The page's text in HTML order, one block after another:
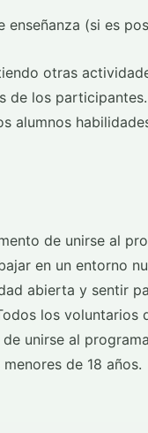
enseñanza (si es
otras
de los
alumnos
de unirse al
en un entorno
abierta y sentir
los voluntarios
unirse al
de 18 años.